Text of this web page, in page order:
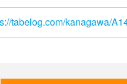
tabelog.com/kanagawa/